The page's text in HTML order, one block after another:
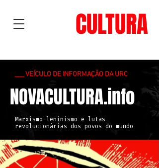
CULTURA
___ VEÍCULO DE INFORMAÇÃO DA URC
NOVACULTURA.info
Marxismo-leninismo e lutas
revolucionárias dos povos do mundo